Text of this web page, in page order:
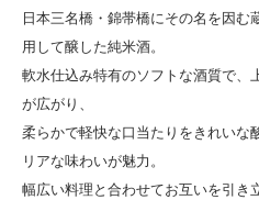
日本三名橋・錦帯橋にその名を因む
用して醸した純米酒。
軟水仕込み特有のソフトな酒質で、
が広がり、
柔らかで軽快な口当たりをきれいな
リアな味わいが魅力。
幅広い料理と合わせてお互いを引き